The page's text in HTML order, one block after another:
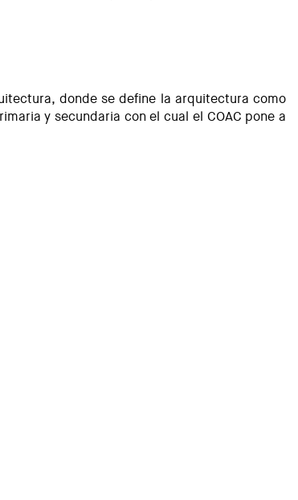
donde se define la arquitectura como
y secundaria con el cual el COAC pone a